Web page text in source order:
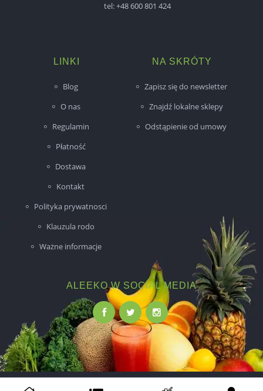
tel:+48 600 801 424
LINKI
Blog
O nas
Regulamin
Płatność
Dostawa
Kontakt
Polityka prywatnosci
Klauzula rodo
Ważne informacje
NA SKRÓTY
Zapisz się do newsletter
Znajdź lokalne sklepy
Odstąpienie od umowy
ALEEKO W SOCIAL MEDIA